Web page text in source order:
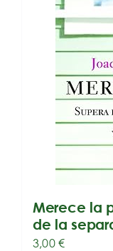
Merece la
de la
3,00€